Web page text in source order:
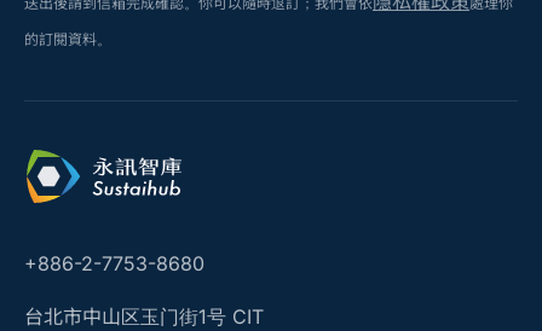
的訂閱資料。
+886-2-7753-8680
台北市中山区玉门街1号 CIT